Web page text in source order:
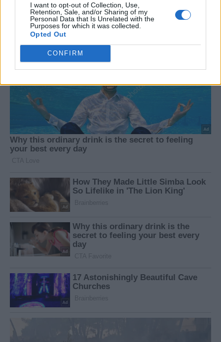
I want to opt-out of Collection, Use,
Retention, Sale, and/or Sharing of my
Personal Data that Is Unrelated with the
Purposes for which it was collected.
Opted Out
CONFIRM